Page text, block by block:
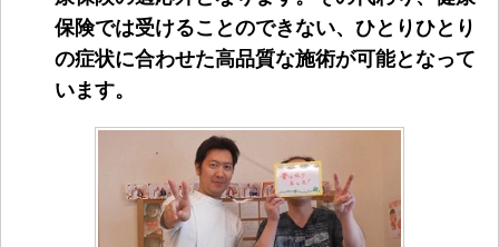
保険では受けることのできない、 ひとりひとり
の症状に合わせた高品質な施術が可能となって
います。